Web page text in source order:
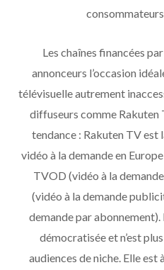
Les chaînes financées
annonceurs l’occasion
télévisuelle autrement
diffuseurs comme
tendance : Rakuten TV
vidéo à la demande en
TVOD (vidéo à la
(vidéo à la demande
demande par abonnement).
démocratisée et n’est
audiences de niche. Elle est